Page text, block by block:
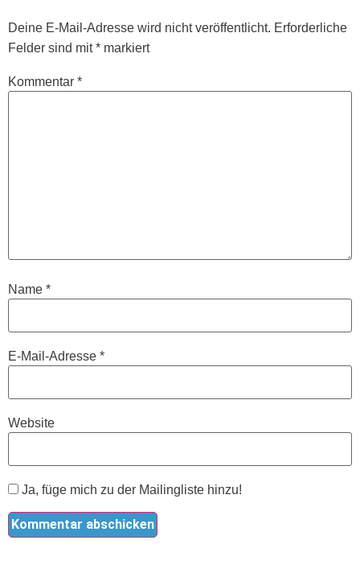
Deine E-Mail-Adresse wird nicht veröffentlicht. Erforderliche
Felder sind mit* markiert
Kommentar *
Name *
E-Mail-Adresse *
Website
Ja, füge mich zu der Mailingliste hinzu!